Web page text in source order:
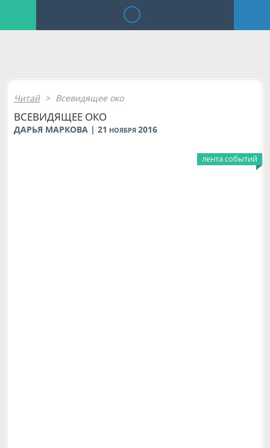
Читай > Всевидящее око
ВСЕВИДЯЩЕЕ ОКО
ДАРЬЯ МАРКОВА | 21 НОЯБРЯ 2016
лента событий